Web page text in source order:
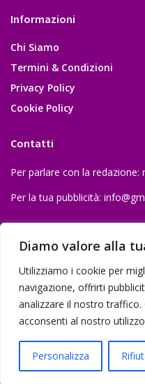
Diamo valore alla
Utilizziamo i cookie per
navigazione, offrirti
analizzare il nostro traffico.
acconsenti al nostro
Personalizza
Informazioni
Chi Siamo
Termini & Condizioni
Privacy Policy
Cookie Policy
Contatti
Per parlare con la redazione:
Per la tua pubblicità:
03234710642 | C.F:
digitale: